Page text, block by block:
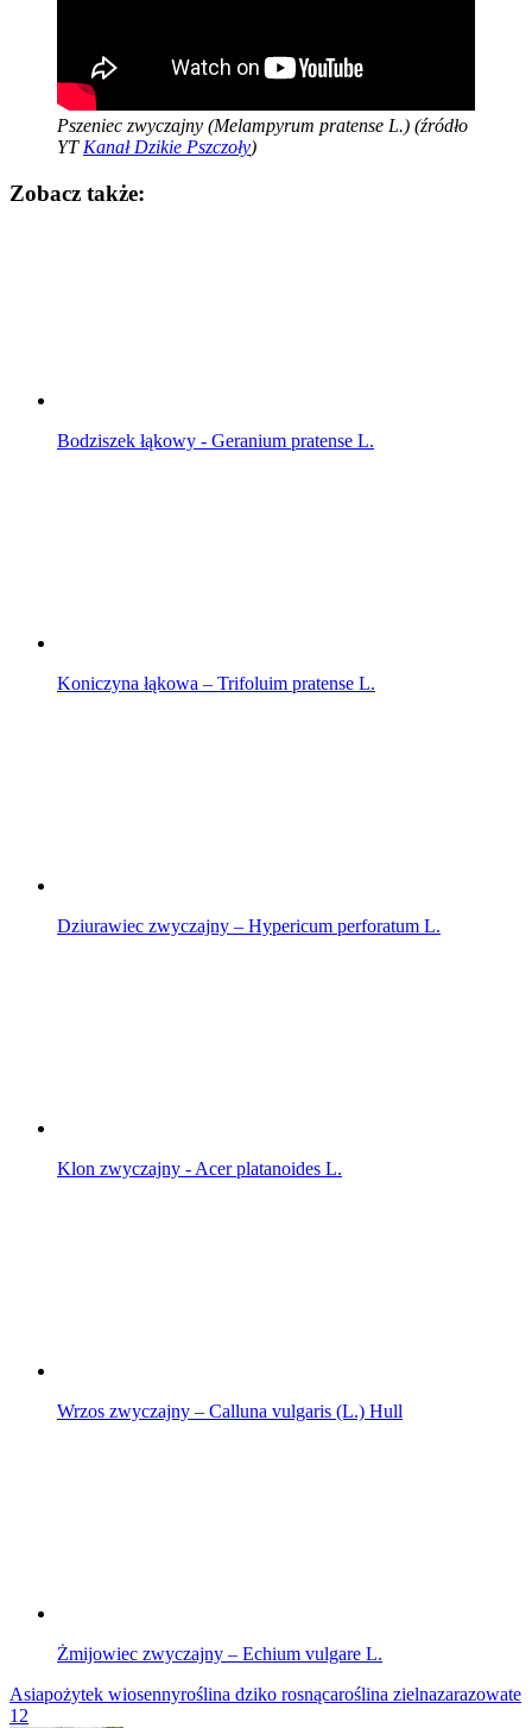
Pszeniec zwyczajny (Melampyrum pratense L.) (źródło
YT Kanał Dzikie Pszczoły)
Zobacz także:
Bodziszek łąkowy - Geranium pratense L.
Koniczyna łąkowa – Trifoluim pratense L.
Dziurawiec zwyczajny – Hypericum perforatum L.
Klon zwyczajny - Acer platanoides L.
Wrzos zwyczajny – Calluna vulgaris (L.) Hull
Żmijowiec zwyczajny – Echium vulgare L.
Asiapożytek wiosennyroślina dziko rosnącaroślina zielnazarazowate
12